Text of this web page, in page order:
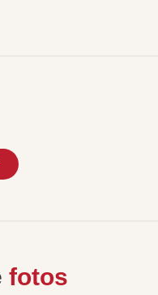
fotos